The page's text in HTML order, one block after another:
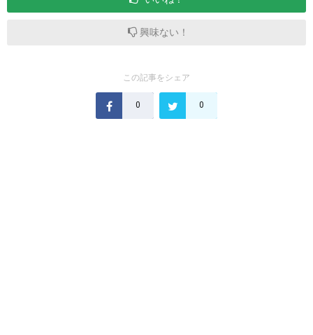
興味ない！
この記事をシェア
0 0